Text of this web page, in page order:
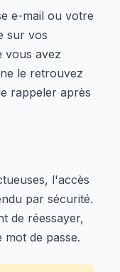
e-mail ou votre
sur vos
vous avez
le retrouvez
rappeler après
l'accès
par sécurité.
de réessayer,
de passe.